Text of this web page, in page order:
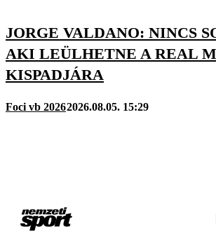
JORGE VALDANO: NINCS
AKI LEÜLHETNE A REAL
KISPADJÁRA
Foci vb 20262026.08.05. 15:29